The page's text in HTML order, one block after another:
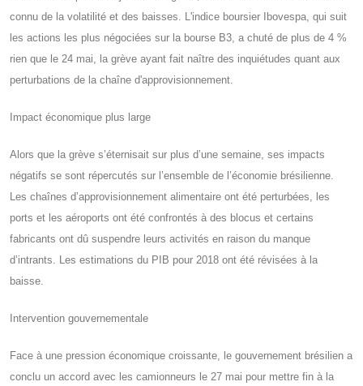
connu de la volatilité et des baisses. L'indice boursier Ibovespa, qui suit
les actions les plus négociées sur la bourse B3, a chuté de plus de 4 %
rien que le 24 mai, la grève ayant fait naître des inquiétudes quant aux
perturbations de la chaîne d'approvisionnement.
Impact économique plus large
Alors que la grève s’éternisait sur plus d’une semaine, ses impacts
négatifs se sont répercutés sur l’ensemble de l’économie brésilienne.
Les chaînes d’approvisionnement alimentaire ont été perturbées, les
ports et les aéroports ont été confrontés à des blocus et certains
fabricants ont dû suspendre leurs activités en raison du manque
d’intrants. Les estimations du PIB pour 2018 ont été révisées à la
baisse.
Intervention gouvernementale
Face à une pression économique croissante, le gouvernement brésilien a
conclu un accord avec les camionneurs le 27 mai pour mettre fin à la